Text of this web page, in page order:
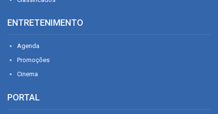
ENTRETENIMENTO
Agenda
Promoções
Cinema
PORTAL